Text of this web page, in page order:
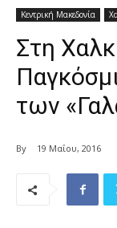
Κεντρική Μακεδονία
Στη
των
By 19 Μαΐου, 2016